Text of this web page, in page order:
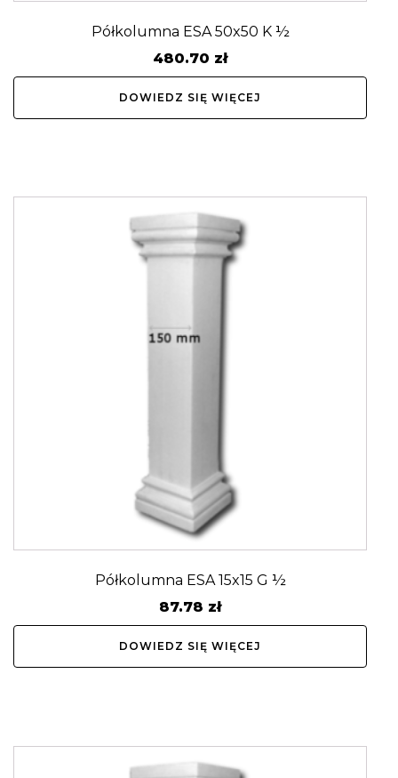
Półkolumna ESA 50x50 K ½
480.70 zł
DOWIEDZ SIĘ WIĘCEJ
Półkolumna ESA 15x15 G ½
87.78 zł
DOWIEDZ SIĘ WIĘCEJ